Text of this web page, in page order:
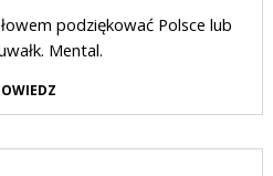
podziękować Polsce lub
Mental.